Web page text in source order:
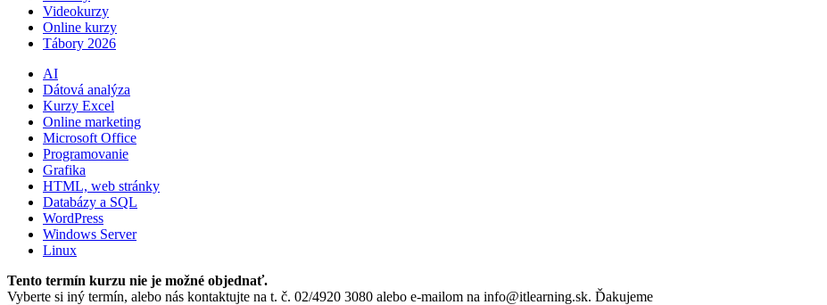
Videokurzy
Online kurzy
Tábory 2026
AI
Dátová analýza
Kurzy Excel
Online marketing
Microsoft Office
Programovanie
Grafika
HTML, web stránky
Databázy a SQL
WordPress
Windows Server
Linux
Tento termín kurzu nie je možné objednať.
Vyberte si iný termín, alebo nás kontaktujte na t. č. 02/4920 3080 alebo e-mailom na info@itlearning.sk. Ďakujeme